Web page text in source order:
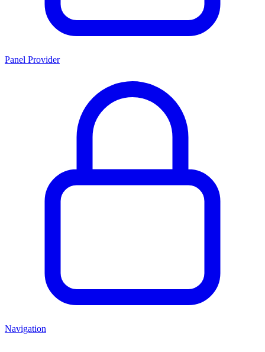
Panel Provider
Navigation